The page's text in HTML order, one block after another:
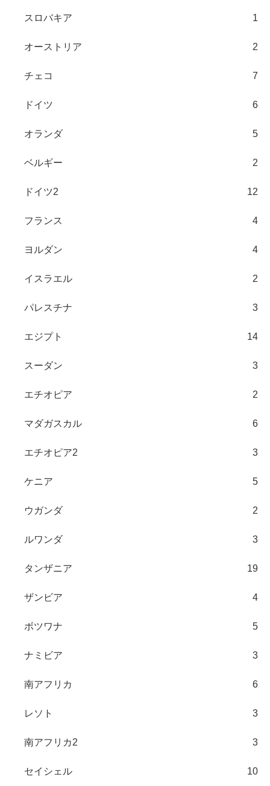
スロバキア 1
オーストリア 2
チェコ 7
ドイツ 6
オランダ 5
ベルギー 2
ドイツ2 12
フランス 4
ヨルダン 4
イスラエル 2
パレスチナ 3
エジプト 14
スーダン 3
エチオピア 2
マダガスカル 6
エチオピア2 3
ケニア 5
ウガンダ 2
ルワンダ 3
タンザニア 19
ザンビア 4
ボツワナ 5
ナミビア 3
南アフリカ 6
レソト 3
南アフリカ2 3
セイシェル 10